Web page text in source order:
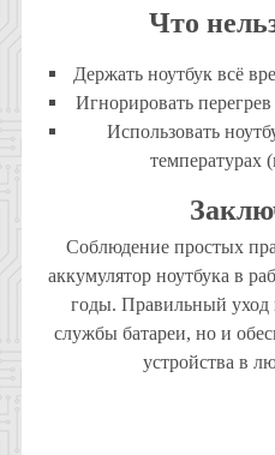
Что
Держать ноутбук всё
Игнорировать
Использовать
температурах
Соблюдение простых
аккумулятор ноутбука в
годы. Правильный уход
службы батареи, но и
устройства в